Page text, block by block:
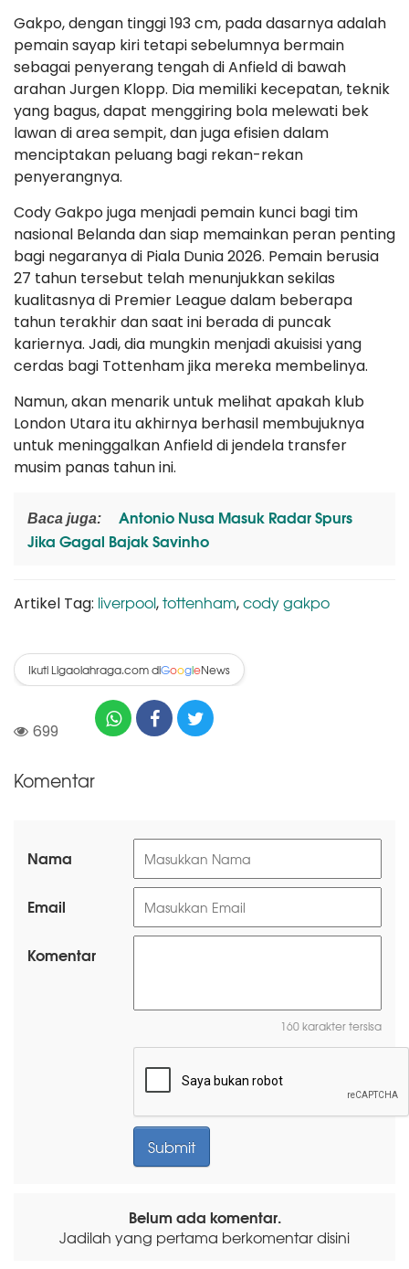
Gakpo, dengan tinggi 193 cm, pada dasarnya adalah
pemain sayap kiri tetapi sebelumnya bermain
sebagai penyerang tengah di Anfield di bawah
arahan Jurgen Klopp. Dia memiliki kecepatan, teknik
yang bagus, dapat menggiring bola melewati bek
lawan di area sempit, dan juga efisien dalam
menciptakan peluang bagi rekan-rekan
penyerangnya.
Cody Gakpo juga menjadi pemain kunci bagi tim
nasional Belanda dan siap memainkan peran penting
bagi negaranya di Piala Dunia 2026. Pemain berusia
27 tahun tersebut telah menunjukkan sekilas
kualitasnya di Premier League dalam beberapa
tahun terakhir dan saat ini berada di puncak
kariernya. Jadi, dia mungkin menjadi akuisisi yang
cerdas bagi Tottenham jika mereka membelinya.
Namun, akan menarik untuk melihat apakah klub
London Utara itu akhirnya berhasil membujuknya
untuk meninggalkan Anfield di jendela transfer
musim panas tahun ini.
Baca juga:
Antonio Nusa Masuk Radar Spurs
Jika Gagal Bajak Savinho
Artikel Tag: liverpool,tottenham,cody gakpo
Ikuti Ligaolahraga.com diGoogleNews
699
Komentar
Nama
Email
Komentar
160 karakter tersisa
Belum ada komentar.
Jadilah yang pertama berkomentar disini